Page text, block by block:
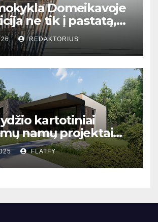
Domeikavoje
ne tik į pastatą,
ateitį
REDAKTORIUS
kartotiniai
namų projektai
Lietuvoje?
FLATFY